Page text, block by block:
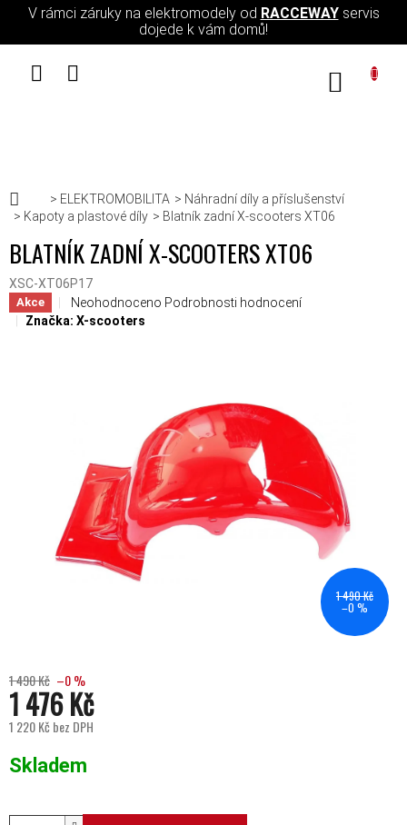
Přejít na obsah
V rámci záruky na elektromodely od RACCEWAYservis
dojede k vám domů!
Domů
ELEKTROMOBILITA
Náhradní díly a příslušenství
Kapoty a plastové díly
Blatník zadní X-scooters XT06
BLATNÍK ZADNÍ X-SCOOTERS XT06
XSC-XT06P17
Akce Průměrné hodnocení produktu je 0,0 z 5 hvězdiček.
Neohodnoceno Podrobnosti hodnocení
Značka: X-scooters
1 490 Kč
–0 %
1 490 Kč –0 %
1 476 Kč
1 220 Kč bez DPH
Skladem